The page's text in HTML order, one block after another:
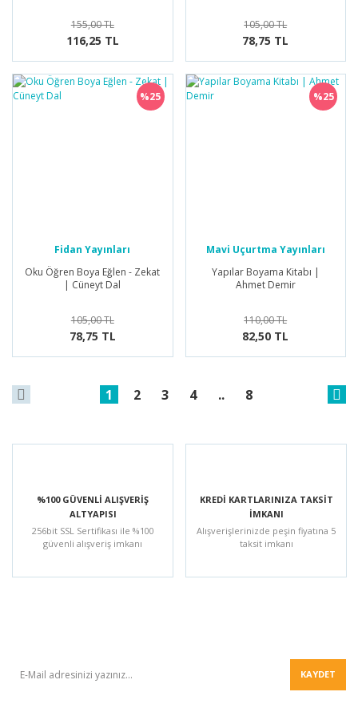
155,00 TL
116,25 TL
105,00 TL
78,75 TL
%25
Fidan Yayınları
Oku Öğren Boya Eğlen - Zekat
| Cüneyt Dal
105,00 TL
78,75 TL
%25
Mavi Uçurtma Yayınları
Yapılar Boyama Kitabı |
Ahmet Demir
110,00 TL
82,50 TL
1 2 3 4 .. 8
ÜCRETSİZ KARGO AVANTAJI
1000 TL ve üzeri
alışverişlerinizde kargo
DERGİLERİMİZ HER YERDE !
Evde, işte, okulda, durakta...
Dergilerimiz her yerde !
KAYDET